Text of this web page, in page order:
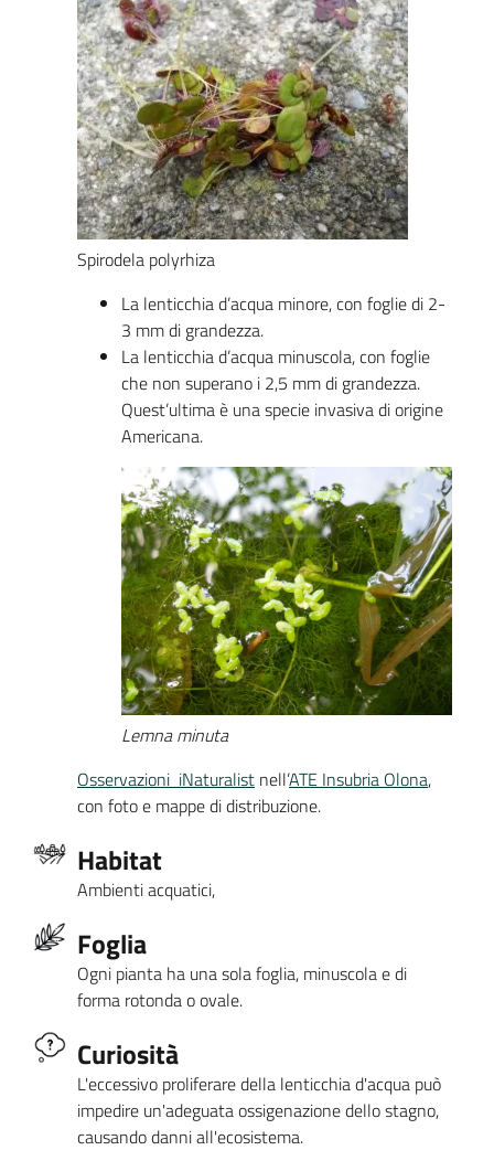
Spirodela polyrhiza
La lenticchia d’acqua minore, con foglie di 2-
3 mm di grandezza.
La lenticchia d’acqua minuscola, con foglie
che non superano i 2,5 mm di grandezza.
Quest’ultima è una specie invasiva di origine
Americana.
Lemna minuta
Osservazioni iNaturalist nell’ATE Insubria Olona,
con foto e mappe di distribuzione.
Habitat
Ambienti acquatici,
Foglia
Ogni pianta ha una sola foglia, minuscola e di
forma rotonda o ovale.
Curiosità
L'eccessivo proliferare della lenticchia d'acqua può
impedire un'adeguata ossigenazione dello stagno,
causando danni all'ecosistema.